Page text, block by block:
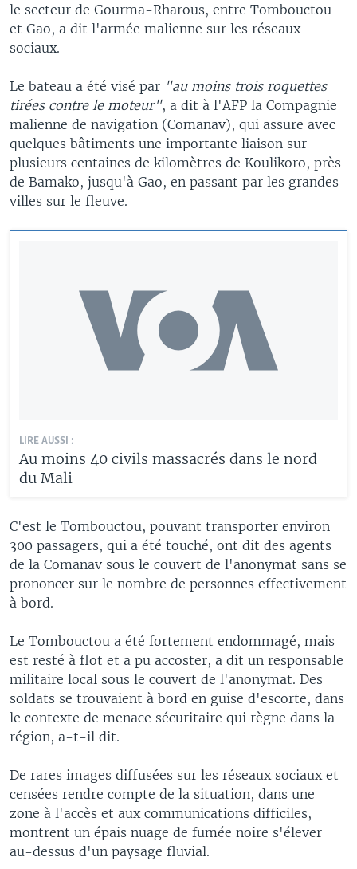
le secteur de Gourma-Rharous, entre Tombouctou
et Gao, a dit l'armée malienne sur les réseaux
sociaux.
Le bateau a été visé par "au moins trois roquettes
tirées contre le moteur", a dit à l'AFP la Compagnie
malienne de navigation (Comanav), qui assure avec
quelques bâtiments une importante liaison sur
plusieurs centaines de kilomètres de Koulikoro, près
de Bamako, jusqu'à Gao, en passant par les grandes
villes sur le fleuve.
LIRE AUSSI :
Au moins 40 civils massacrés dans le nord
du Mali
C'est le Tombouctou, pouvant transporter environ
300 passagers, qui a été touché, ont dit des agents
de la Comanav sous le couvert de l'anonymat sans se
prononcer sur le nombre de personnes effectivement
à bord.
Le Tombouctou a été fortement endommagé, mais
est resté à flot et a pu accoster, a dit un responsable
militaire local sous le couvert de l'anonymat. Des
soldats se trouvaient à bord en guise d'escorte, dans
le contexte de menace sécuritaire qui règne dans la
région, a-t-il dit.
De rares images diffusées sur les réseaux sociaux et
censées rendre compte de la situation, dans une
zone à l'accès et aux communications difficiles,
montrent un épais nuage de fumée noire s'élever
au-dessus d'un paysage fluvial.